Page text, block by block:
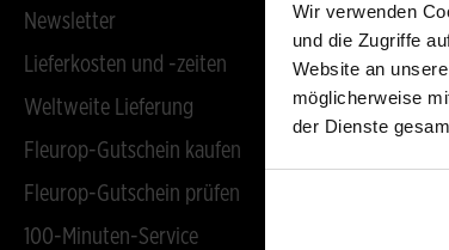
Wir verwenden
und die Zugriffe
Website an
möglicherweise
der Dienste
Newsletter
Lieferkosten und -zeiten
Weltweite Lieferung
Fleurop-Gutschein kaufen
Fleurop-Gutschein prüfen
100-Minuten-Service